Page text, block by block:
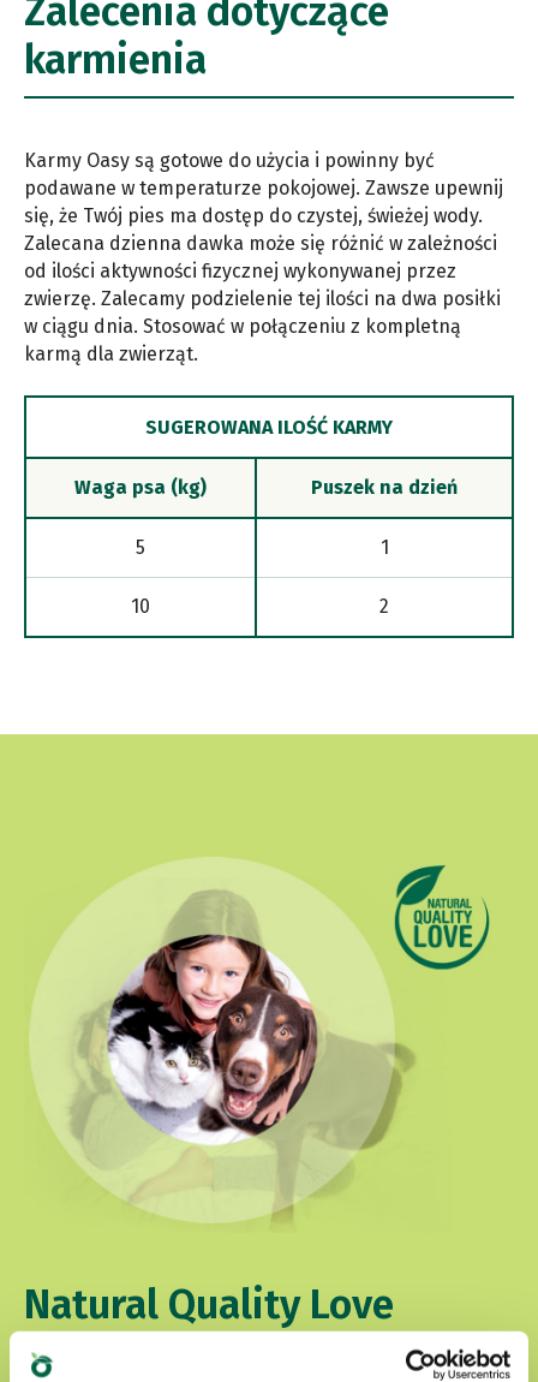
Zalecenia dotyczące
karmienia
Karmy Oasy są gotowe do użycia i powinny być
podawane w temperaturze pokojowej. Zawsze upewnij
się, że Twój pies ma dostęp do czystej, świeżej wody.
Zalecana dzienna dawka może się różnić w zależności
od ilości aktywności fizycznej wykonywanej przez
zwierzę. Zalecamy podzielenie tej ilości na dwa posiłki
w ciągu dnia. Stosować w połączeniu z kompletną
karmą dla zwierząt.
SUGEROWANA ILOŚĆ KARMY
Waga psa (kg) Puszek na dzień
5 1
10 2
Natural Quality Love
W świecie Oasy nasi czworonożni przyjaciele są